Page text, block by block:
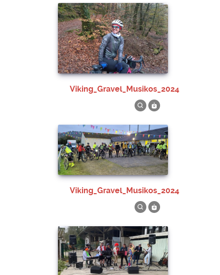
Viking_Gravel_Musikos_2024
Viking_Gravel_Musikos_2024